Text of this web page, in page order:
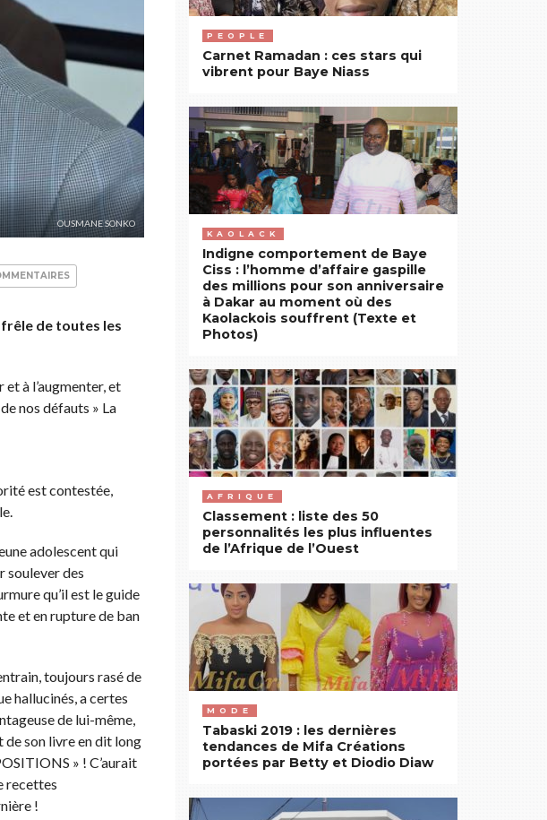
OUSMANE SONKO
de toutes les
à l’augmenter, et
nos défauts » La
est contestée,
adolescent qui
soulever des
qu’il est le guide
et en rupture de ban
toujours rasé de
hallucinés, a certes
de lui-même,
de son livre en dit long
» ! C’aurait
recettes
!
PEOPLE
Carnet Ramadan : ces stars qui
vibrent pour Baye Niass
KAOLACK
Indigne comportement de Baye
Ciss : l’homme d’affaire gaspille
des millions pour son anniversaire
à Dakar au moment où des
Kaolackois souffrent (Texte et
Photos)
AFRIQUE
Classement : liste des 50
personnalités les plus influentes
de l’Afrique de l’Ouest
MODE
Tabaski 2019 : les dernières
tendances de Mifa Créations
portées par Betty et Diodio Diaw